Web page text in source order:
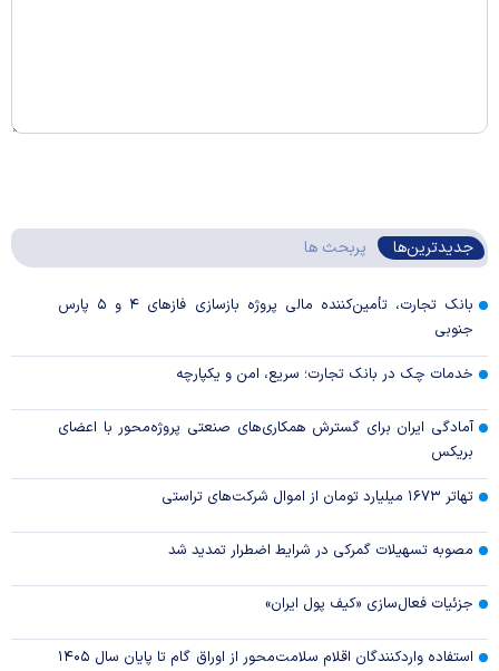
جدیدترین‌ها پربحث ها
بانک تجارت، تأمین‌کننده مالی پروژه بازسازی فاز‌های ۴ و ۵ پارس
جنوبی
خدمات چک در بانک تجارت؛ سریع، امن و یکپارچه
آمادگی ایران برای گسترش همکاری‌های صنعتی پروژه‌محور با اعضای
بریکس
تهاتر ۱۶۷۳ میلیارد تومان از اموال شرکت‌های تراستی
مصوبه تسهیلات گمرکی در شرایط اضطرار تمدید شد
جزئیات فعال‌سازی «کیف پول ایران»
استفاده واردکنندگان اقلام سلامت‌محور از اوراق گام تا پایان سال ۱۴۰۵